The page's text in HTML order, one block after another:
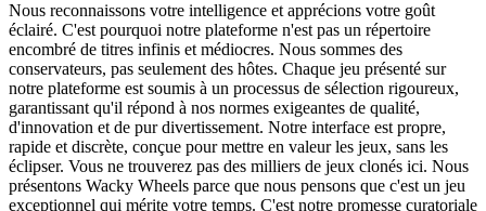
Nous reconnaissons votre intelligence et apprécions votre goût
éclairé. C'est pourquoi notre plateforme n'est pas un répertoire
encombré de titres infinis et médiocres. Nous sommes des
conservateurs, pas seulement des hôtes. Chaque jeu présenté sur
notre plateforme est soumis à un processus de sélection rigoureux,
garantissant qu'il répond à nos normes exigeantes de qualité,
d'innovation et de pur divertissement. Notre interface est propre,
rapide et discrète, conçue pour mettre en valeur les jeux, sans les
éclipser. Vous ne trouverez pas des milliers de jeux clonés ici. Nous
présentons Wacky Wheels parce que nous pensons que c'est un jeu
exceptionnel qui mérite votre temps. C'est notre promesse curatoriale